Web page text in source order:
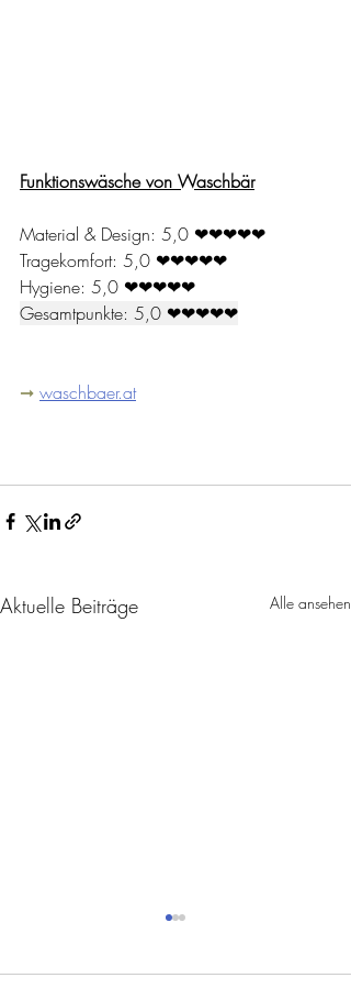
Funktionswäsche von Waschbär
Material & Design: 5,0 ❤❤❤❤❤
Tragekomfort: 5,0 ❤❤❤❤❤
Hygiene: 5,0 ❤❤❤❤❤
Gesamtpunkte: 5,0 ❤❤❤❤❤
➞ waschbaer.at
Aktuelle Beiträge Alle ansehen